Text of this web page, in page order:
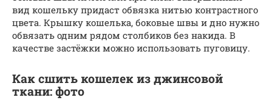
вид кошельку придаст обвязка нитью контрастного
цвета. Крышку кошелька, боковые швы и дно нужно
обвязать одним рядом столбиков без накида. В
качестве застёжки можно использовать пуговицу.
Как сшить кошелек из джинсовой
ткани: фото